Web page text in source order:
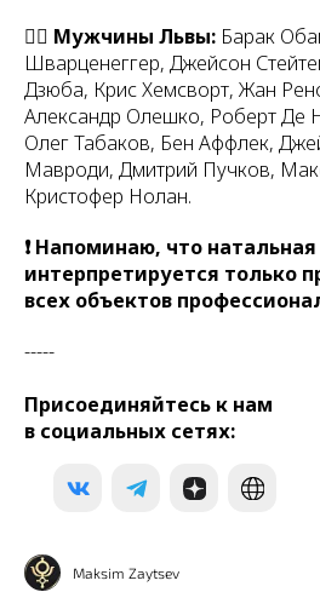
🙎‍♂ Мужчины Львы: Барак
Шварценеггер, Джейсон
Дзюба, Крис Хемсворт, Жан
Александр Олешко, Роберт Де
Олег Табаков, Бен Аффлек,
Мавроди, Дмитрий Пучков,
Кристофер Нолан.
❗ Напоминаю, что
интерпретируется только
всех объектов
-----
Присоединяйтесь к нам
в социальных сетях:
Maksim Zaytsev